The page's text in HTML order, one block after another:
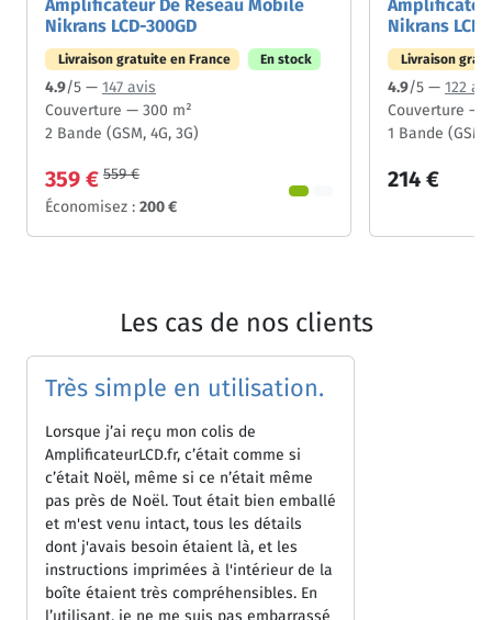
Amplificateur De Réseau Mobile
Nikrans LCD-300GD
Livraison gratuite en France En stock
4.9/5 — 147 avis
Couverture — 300 m²
2 Bande (GSM, 4G, 3G)
359 € 559 €
Économisez : 200 €
Nikrans
Livraison
4.9/5 — 122
Couverture —
1 Bande (GSM)
214 €
Les cas de nos clients
Très simple en utilisation.
Lorsque j’ai reçu mon colis de
AmplificateurLCD.fr, c’était comme si
c’était Noël, même si ce n’était même
pas près de Noël. Tout était bien emballé
et m'est venu intact, tous les détails
dont j'avais besoin étaient là, et les
instructions imprimées à l'intérieur de la
boîte étaient très compréhensibles. En
l’utilisant, je ne me suis pas embarrassé